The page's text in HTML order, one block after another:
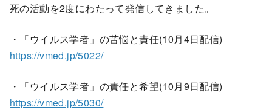
死の活動を2度にわたって発信してきました。
・「ウイルス学者」の苦悩と責任(10月4日配信)
https://vmed.jp/5022/
・「ウイルス学者」の責任と希望(10月9日配信)
https://vmed.jp/5030/